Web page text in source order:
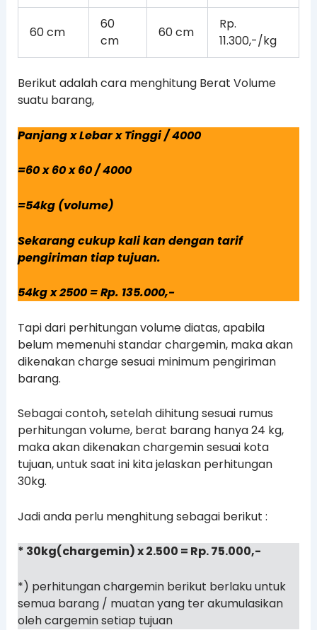
60 cm
60
cm
60 cm
Rp.
11.300,-/kg
Berikut adalah cara menghitung Berat Volume
suatu barang,
Panjang x Lebar x Tinggi / 4000
=60 x 60 x 60 / 4000
=54kg (volume)
Sekarang cukup kali kan dengan tarif
pengiriman tiap tujuan.
54kg x 2500 = Rp. 135.000,-
Tapi dari perhitungan volume diatas, apabila
belum memenuhi standar chargemin, maka akan
dikenakan charge sesuai minimum pengiriman
barang.
Sebagai contoh, setelah dihitung sesuai rumus
perhitungan volume, berat barang hanya 24 kg,
maka akan dikenakan chargemin sesuai kota
tujuan, untuk saat ini kita jelaskan perhitungan
30kg.
Jadi anda perlu menghitung sebagai berikut :
* 30kg(chargemin) x 2.500 = Rp. 75.000,-
*) perhitungan chargemin berikut berlaku untuk
semua barang / muatan yang ter akumulasikan
oleh cargemin setiap tujuan